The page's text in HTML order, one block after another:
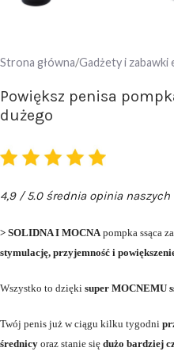
Strona główna Gadżety i
Powiększ penisa
dużego
4,9 / 5.0 średnia opinia
> SOLIDNA I MOCNApompka ssąca
stymulację, przyjemność i
Wszystko to dzięki super MOCNEMU
Twój penis już w ciągu kilku tygodni
średnicy oraz stanie się dużo bardziej